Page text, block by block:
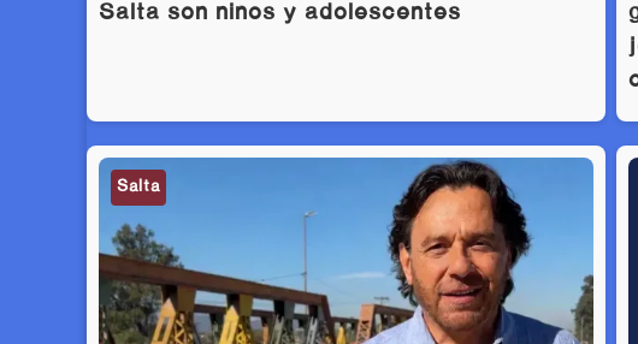
Salta son niños y adolescentes
Salta